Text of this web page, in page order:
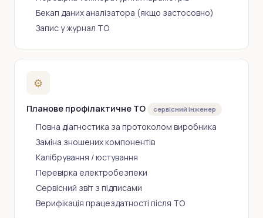
Бекап даних аналізатора (якщо застосовно)
Запис у журнал ТО
⚙️
Планове профілактичне ТО сервісний інженер
Повна діагностика за протоколом виробника
Заміна зношених компонентів
Калібрування / юстування
Перевірка електробезпеки
Сервісний звіт з підписами
Верифікація працездатності після ТО